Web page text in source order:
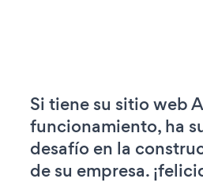
Si tiene su sitio web
funcionamiento, ha
desafío en la
de su empresa.